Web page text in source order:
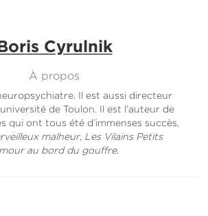
Boris Cyrulnik
À propos
Il est aussi directeur
de Toulon. Il est l’auteur de
qui ont tous été d’immenses succès,
malheur, Les Vilains Petits
au bord du gouffre.